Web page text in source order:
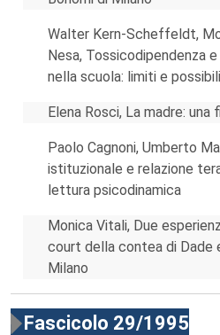
Walter Kern-Scheffeldt,
Nesa, Tossicodipendenza
nella scuola: limiti e
Elena Rosci, La madre:
Paolo Cagnoni, Umberto
istituzionale e relazione
lettura psicodinamica
Monica Vitali, Due
court della contea di Dade
Milano
Fascicolo 29/1995